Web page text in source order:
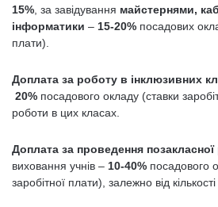
15% , за завідування майстернями,
інформатики – 15-20% посадових
плати).
Доплата за роботу в інклюзивних
20% посадового окладу (ставки
роботи в цих класах.
Доплата за проведення
виховання учнів – 10-40% посадового
заробітної плати), залежно від